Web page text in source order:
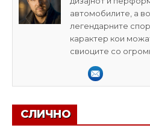
автомобилите, а
легендарните
карактер кои
свиоците со
СЛИЧНО